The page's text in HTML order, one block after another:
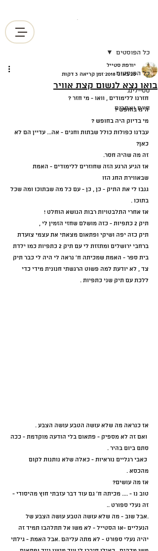
בס"ד
כל הפוסטים
סטיילינג
חיים ואחרים
כל הפוסטים
בואו נצא לנשום קצת אוויר
יודפת סטייל
20 באוג׳ 2018
זמן קריאה 3 דקות
חזרנו ללימודים , וואו - מי חזר ?
הינו בחופש ?
מי בדיוק היה בחופש ?
עבדנו כפולות כולל שבתות וחגים - אה... עדיין הם לא
כאן?
זה מה שהיה חסר.
אז הגיע הרגע הזה שחוזרים ללימודים - האמת
שבאווירת החג הזו
גנבו לי את התיק - כן , כן - עם כל מה שבתוכו ומה שכל
בתוכו .
אז אחרי התלבטויות רבות הנושא הוחלט !
תיק 2 כתפיות - כזה מושלם שחזי הזמין לי ,
תיק כזה יפה ושיקי ופתאום מצאתי את עצמי צועדת
ברחבי ירושלים ומתזזת לי עם תיק 2 כתפיות כמו ילדת
בית ספר - האמת שמכיתה ח' נראה לי היה לי כבר תיק
צד , לא יודעת למה פשוט הרגשתי חנונית מידי כדי
ללכת עם תיק שני כתפיות .
אז כנראה מה שלא עושה הטבע עושה הצבע .
ואם זה לא מספיק - פתאום בלי הודעה מוקדמת - ככה
סתם ביום בהיר .
כאבי רגליים נוראיות - כאלה שלא נותנות לקום
מהכסא .
אז מה עושים?
טוב נו - .... מכיתה ח' גם עוד דבר עזבתי חוץ מהיסודי -
זה נעלי ספורט ..
.אבל שוב - מה שלא עושה הטבע עושה הצבע של
הנעליים -או הסטייל - לא משו אל תתלהבו תמיד זה
יהיה נעלי ספורט - לא מתה עליהם .אבל האמת - גילתי